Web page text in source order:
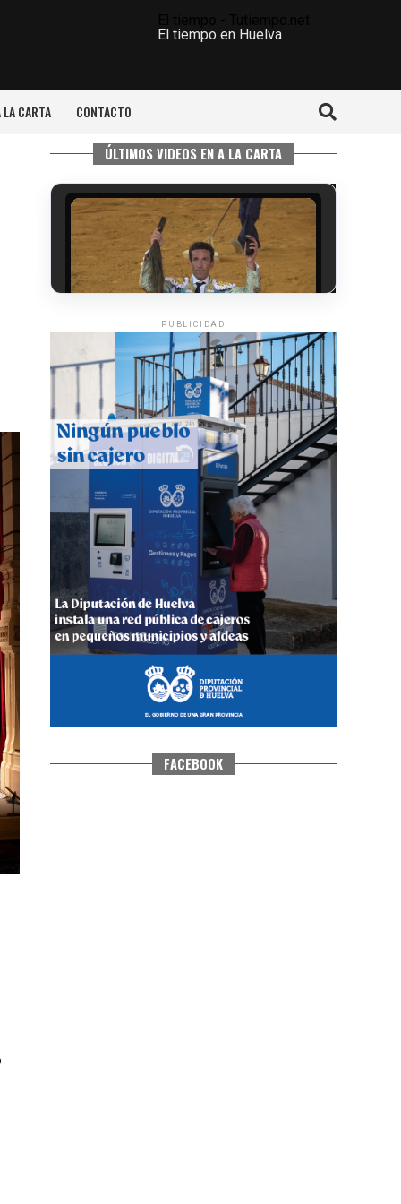
El tiempo en Huelva
LA CARTA CONTACTO
ÚLTIMOS VIDEOS EN A LA CARTA
6º DÍA DE LAS FIESTAS COLOMBINAS
2026
·Huelvatv
QUINTA CORRIDA DE LAS FIESTAS
COLOMBINAS 2026
hace 5 días· Huelvatv
PUBLICIDAD
FACEBOOK